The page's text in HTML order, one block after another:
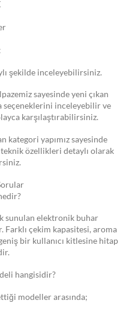
şekilde inceleyebilirsiniz.
sayesinde yeni çıkan
seçeneklerini inceleyebilir ve
karşılaştırabilirsiniz.
kategori yapımız sayesinde
teknik özellikleri detaylı olarak
sunulan elektronik buhar
çekim kapasitesi, aroma
bir kullanıcı kitlesine hitap
hangisidir?
modeller arasında;